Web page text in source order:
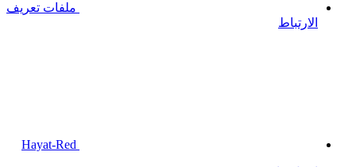
ملفات تعريف
الارتباط